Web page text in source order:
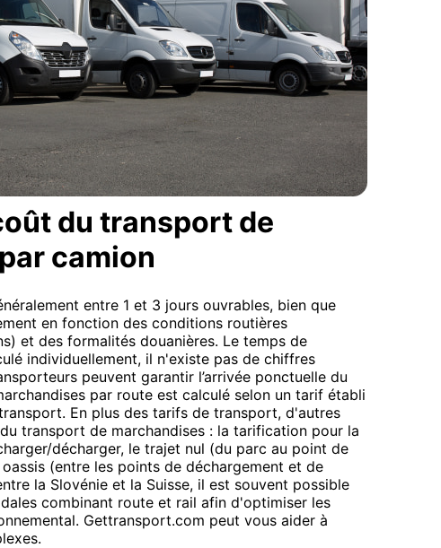
du transport de
camion
entre 1 et 3 jours ouvrables, bien que
en fonction des conditions routières
et des formalités douanières. Le temps de
individuellement, il n'existe pas de chiffres
peuvent garantir l’arrivée ponctuelle du
par route est calculé selon un tarif établi
En plus des tarifs de transport, d'autres
transport de marchandises : la tarification pour la
décharger, le trajet nul (du parc au point de
(entre les points de déchargement et de
la Slovénie et la Suisse, il est souvent possible
combinant route et rail afin d'optimiser les
Gettransport.com peut vous aider à